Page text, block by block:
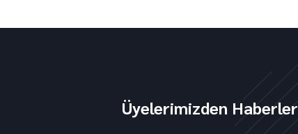
Üyelerimizden Haberler